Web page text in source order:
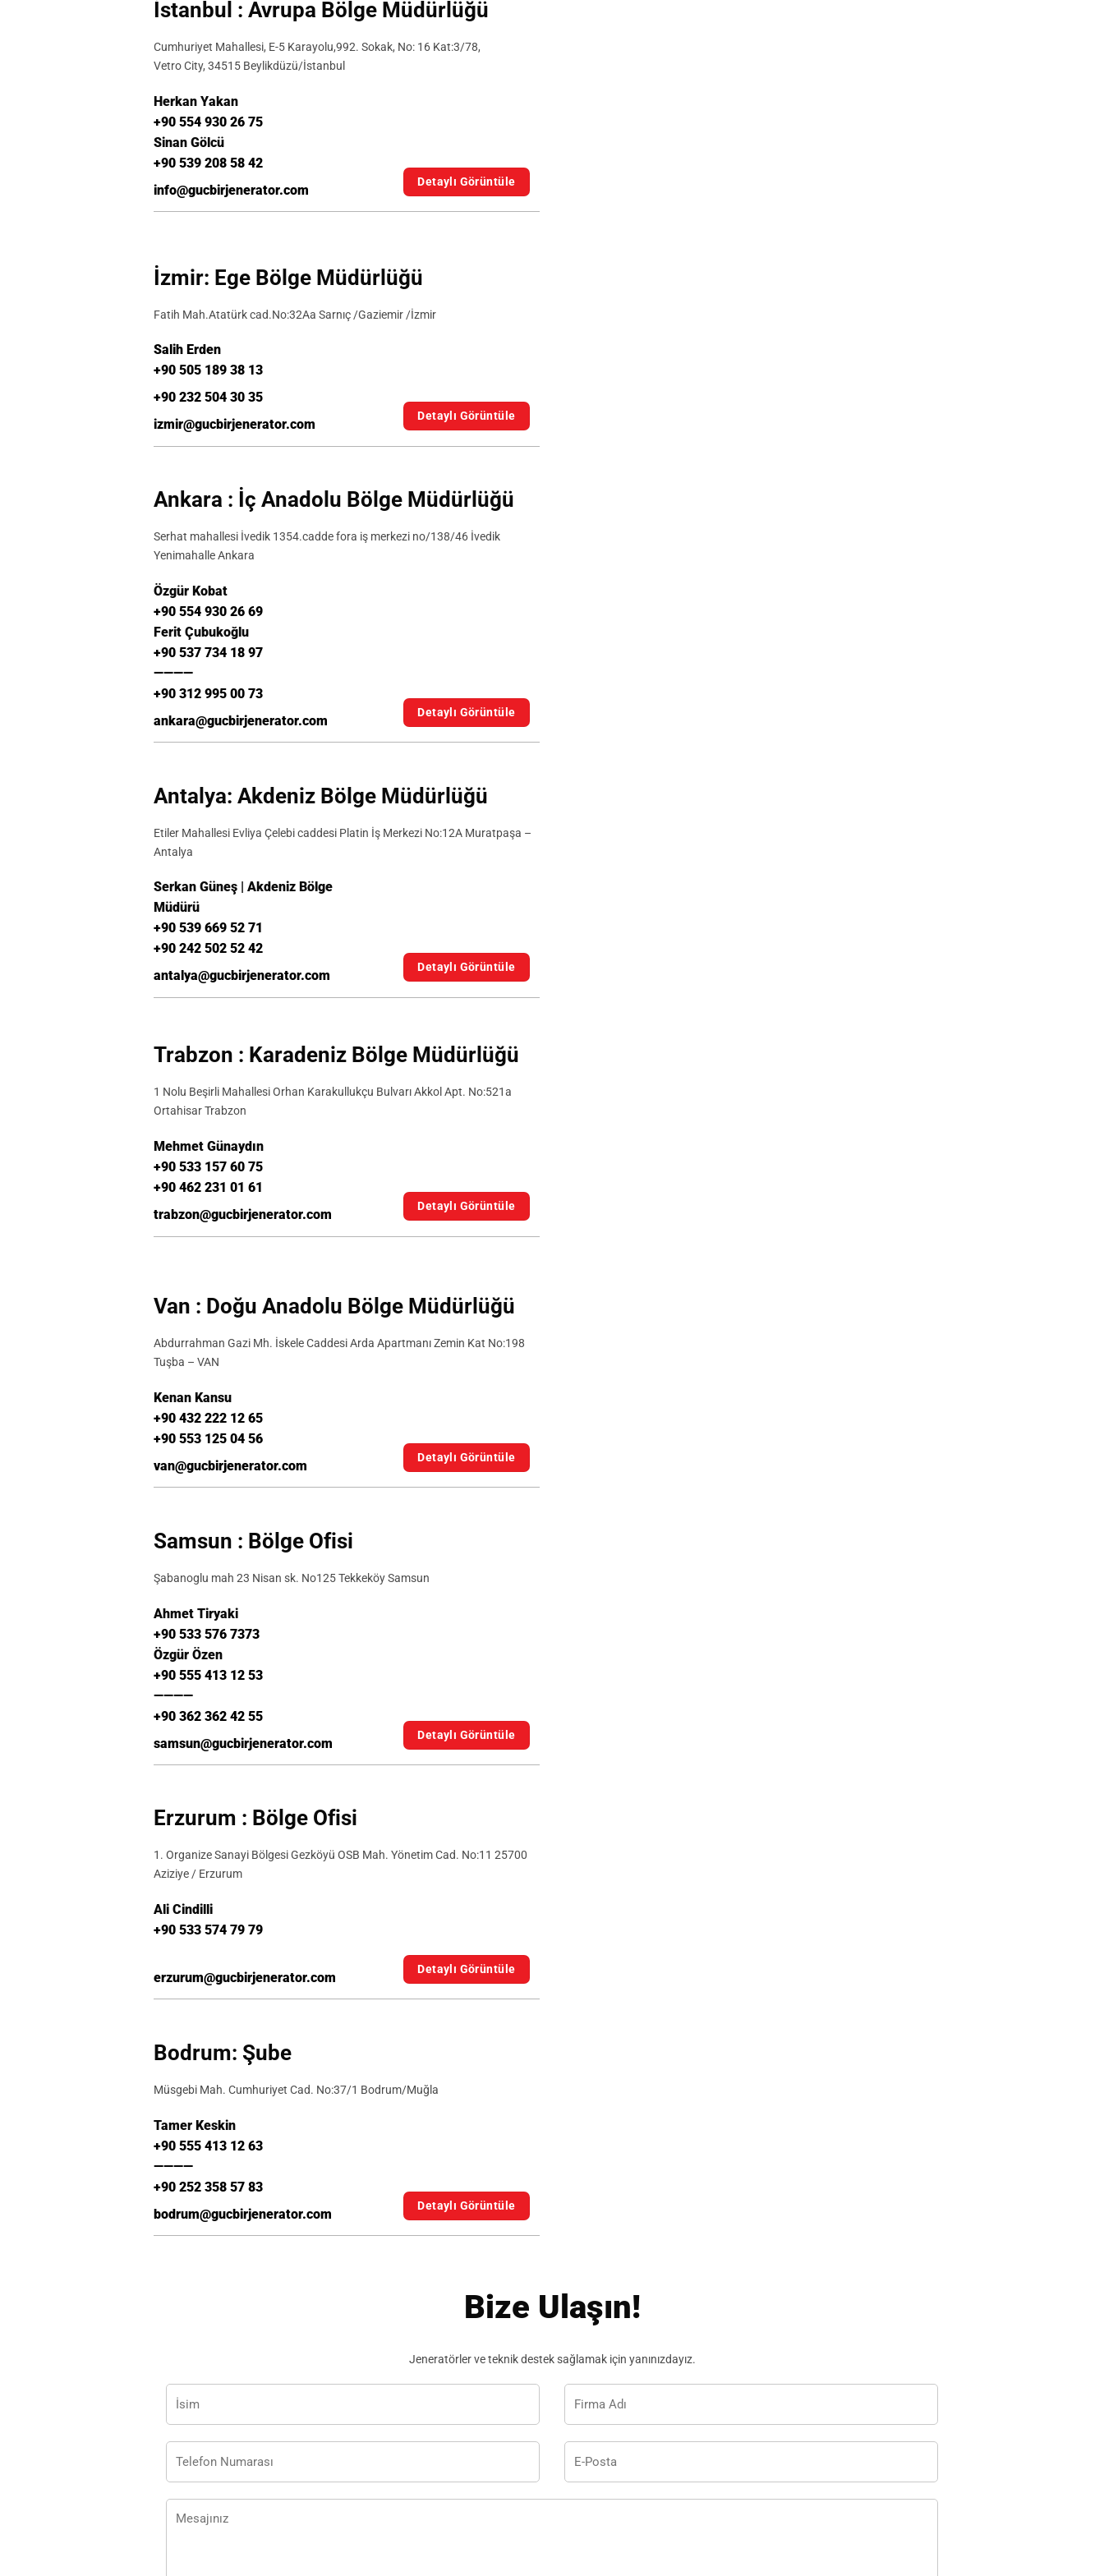
İstanbul : Avrupa Bölge Müdürlüğü
Cumhuriyet Mahallesi, E-5 Karayolu,992. Sokak, No: 16 Kat:3/78,
Vetro City, 34515 Beylikdüzü/İstanbul
Herkan Yakan
+90 554 930 26 75
Sinan Gölcü
+90 539 208 58 42
info@gucbirjenerator.com
Detaylı Görüntüle
İzmir: Ege Bölge Müdürlüğü
Fatih Mah.Atatürk cad.No:32Aa Sarnıç /Gaziemir /İzmir
Salih Erden
+90 505 189 38 13
+90 232 504 30 35
izmir@gucbirjenerator.com
Detaylı Görüntüle
Ankara : İç Anadolu Bölge Müdürlüğü
Serhat mahallesi İvedik 1354.cadde fora iş merkezi no/138/46 İvedik
Yenimahalle Ankara
Özgür Kobat
+90 554 930 26 69
Ferit Çubukoğlu
+90 537 734 18 97
————
+90 312 995 00 73
ankara@gucbirjenerator.com
Detaylı Görüntüle
Antalya: Akdeniz Bölge Müdürlüğü
Etiler Mahallesi Evliya Çelebi caddesi Platin İş Merkezi No:12A Muratpaşa –
Antalya
Serkan Güneş | Akdeniz Bölge
Müdürü
+90 539 669 52 71
+90 242 502 52 42
antalya@gucbirjenerator.com
Detaylı Görüntüle
Trabzon : Karadeniz Bölge Müdürlüğü
1 Nolu Beşirli Mahallesi Orhan Karakullukçu Bulvarı Akkol Apt. No:521a
Ortahisar Trabzon
Mehmet Günaydın
+90 533 157 60 75
+90 462 231 01 61
trabzon@gucbirjenerator.com
Detaylı Görüntüle
Van : Doğu Anadolu Bölge Müdürlüğü
Abdurrahman Gazi Mh. İskele Caddesi Arda Apartmanı Zemin Kat No:198
Tuşba – VAN
Kenan Kansu
+90 432 222 12 65
+90 553 125 04 56
van@gucbirjenerator.com
Detaylı Görüntüle
Samsun : Bölge Ofisi
Şabanoglu mah 23 Nisan sk. No125 Tekkeköy Samsun
Ahmet Tiryaki
+90 533 576 7373
Özgür Özen
+90 555 413 12 53
————
+90 362 362 42 55
samsun@gucbirjenerator.com
Detaylı Görüntüle
Erzurum : Bölge Ofisi
1. Organize Sanayi Bölgesi Gezköyü OSB Mah. Yönetim Cad. No:11 25700
Aziziye / Erzurum
Ali Cindilli
+90 533 574 79 79
erzurum@gucbirjenerator.com
Detaylı Görüntüle
Bodrum: Şube
Müsgebi Mah. Cumhuriyet Cad. No:37/1 Bodrum/Muğla
Tamer Keskin
+90 555 413 12 63
————
+90 252 358 57 83
bodrum@gucbirjenerator.com
Detaylı Görüntüle
Bize Ulaşın!
Jeneratörler ve teknik destek sağlamak için yanınızdayız.